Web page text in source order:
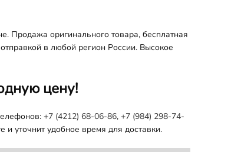
Продажа оригинального товара, бесплатная
в любой регион России. Высокое
цену!
+7 (4212) 68-06-86, +7 (984) 298-74-
уточнит удобное время для доставки.